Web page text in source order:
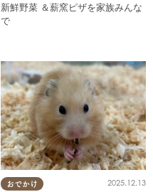
おひとりさま
新鮮野菜 ＆薪窯ピザを家族みんな
で
おでかけ 2025.12.13